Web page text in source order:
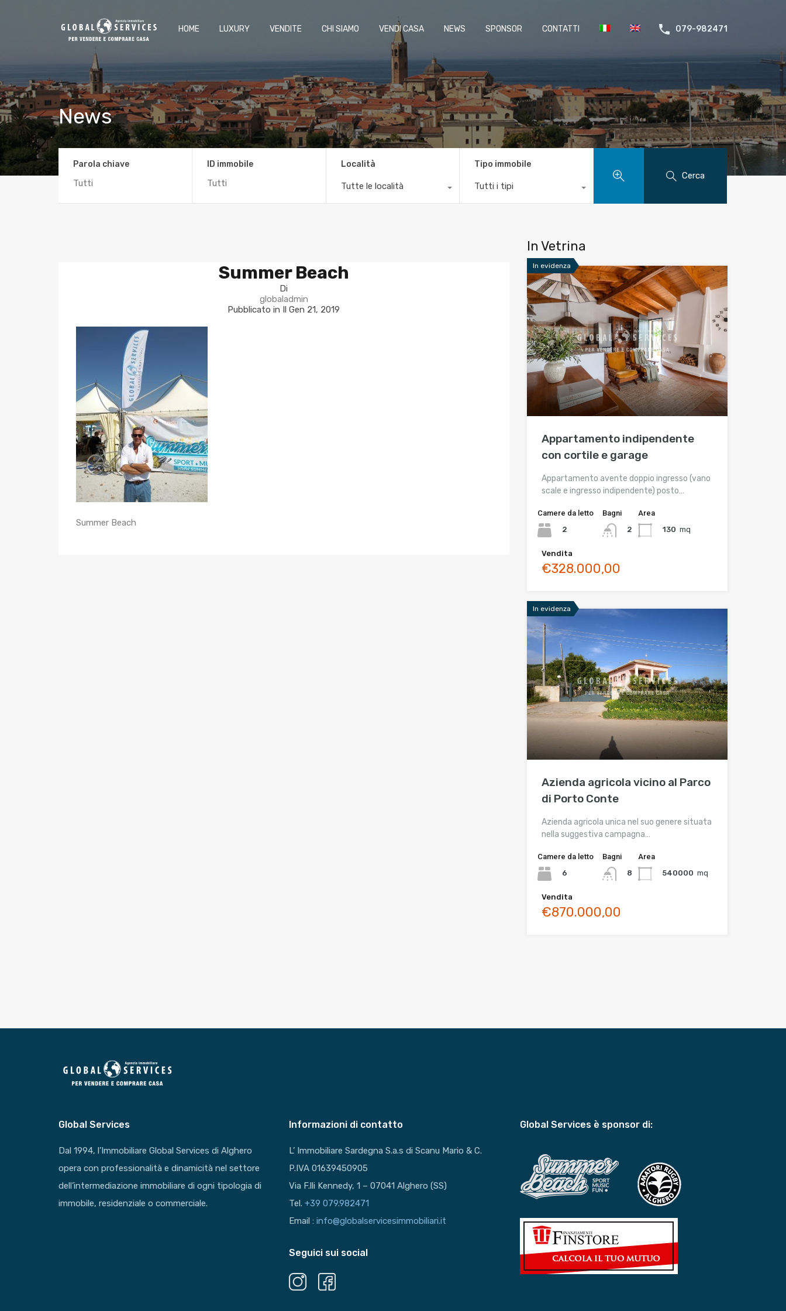
HOME LUXURY VENDITE CHI SIAMO VENDI CASA NEWS SPONSOR CONTATTI 079-982471
News
Parola chiave ID immobile Località
Tutte le località
Tipo immobile
Tutti i tipi
Cerca
Summer Beach
Di
globaladmin
Pubblicato in IlGen 21, 2019
Summer Beach
In Vetrina
In evidenza
Appartamento indipendente
con cortile e garage
Appartamento avente doppio ingresso (vano
scale e ingresso indipendente) posto…
Camere da letto
2
Bagni
2
Area
130 mq
Vendita
€328.000,00
In evidenza
Azienda agricola vicino al Parco
di Porto Conte
Azienda agricola unica nel suo genere situata
nella suggestiva campagna…
Camere da letto
6
Bagni
8
Area
540000 mq
Vendita
€870.000,00
Global Services
Dal 1994, l’Immobiliare Global Services di Alghero
opera con professionalità e dinamicità nel settore
dell’intermediazione immobiliare di ogni tipologia di
immobile, residenziale o commerciale.
Informazioni di contatto
L’ Immobiliare Sardegna S.a.s di Scanu Mario & C.
P.IVA 01639450905
Via F.lli Kennedy, 1 – 07041 Alghero (SS)
Tel.+39 079.982471
Email :info@globalservicesimmobiliari.it
Seguici sui social
Global Services è sponsor di: